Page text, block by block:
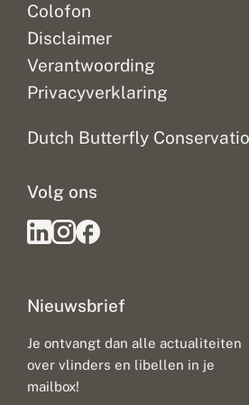
Colofon
Disclaimer
Verantwoording
Privacyverklaring
Dutch Butterfly
Nieuwsbrief
Je ontvangt dan alle actualiteiten
over vlinders en libellen in je
mailbox!
Volg ons